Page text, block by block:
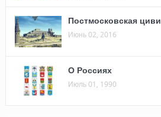
Постмосковская
Июнь 02, 2016
О Россиях
Июль 01, 1990